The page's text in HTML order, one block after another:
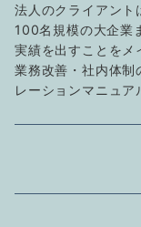
法人のクライアント
100名規模の大企業
実績を出すことをメ
業務改善・社内体制
レーションマニュア